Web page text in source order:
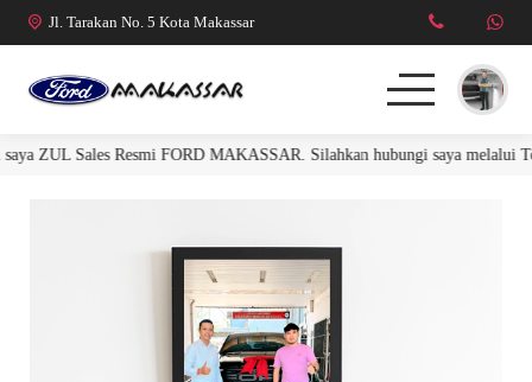
Jl. Tarakan No. 5 Kota Makassar
FORD RANGER
ZUL Sales Resmi FORD MAKASSAR. Silahkan hubungi saya melalui